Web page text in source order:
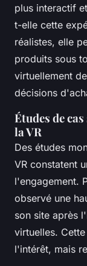
plus interactif
t-elle cette
réalistes, elle
produits sous
virtuellement
décisions
Études de
la VR
Des études
VR constatent
l'engagement.
observé une
son site après
virtuelles.
l'intérêt, mais